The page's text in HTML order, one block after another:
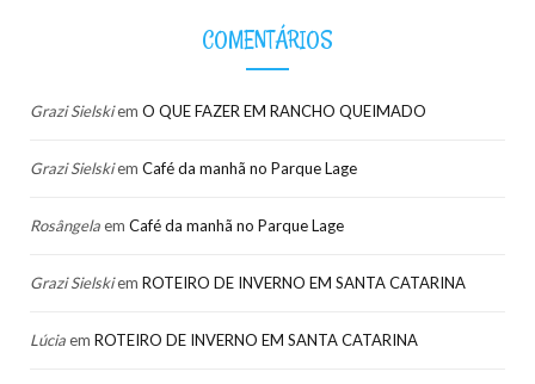
COMENTÁRIOS
Grazi Sielskiem O QUE FAZER EM RANCHO QUEIMADO
Grazi Sielskiem Café da manhã no Parque Lage
Rosângelaem Café da manhã no Parque Lage
Grazi Sielskiem ROTEIRO DE INVERNO EM SANTA CATARINA
Lúciaem ROTEIRO DE INVERNO EM SANTA CATARINA